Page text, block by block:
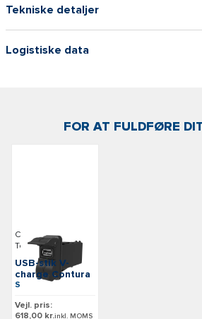
Tekniske detaljer
Logistiske data
FOR AT FULDFØRE
USB-stik V-
charge Contura
SKU: A4100
Carling
Technologies
Vejl. pris:
618,00 kr.inkl. MOMS